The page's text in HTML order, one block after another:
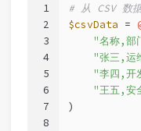
1
2
3
4
5
6
7
8
# 从 CSV 数
$csvData =
"名称,部
"张三,运
"李四,
"王五,安
)